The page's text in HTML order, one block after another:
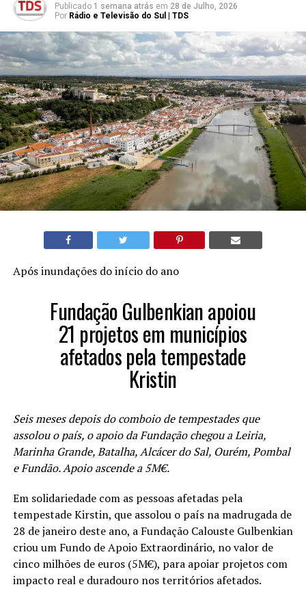
Publicado 1 semana atrás em 28 de Julho, 2026
Por Rádio e Televisão do Sul | TDS
Após inundações do início do ano
Fundação Gulbenkian apoiou
21 projetos em municípios
afetados pela tempestade
Kristin
Seis meses depois do comboio de tempestades que
assolou o país, o apoio da Fundação chegou a Leiria,
Marinha Grande, Batalha, Alcácer do Sal, Ourém, Pombal
e Fundão. Apoio ascende a 5M€.
Em solidariedade com as pessoas afetadas pela
tempestade Kirstin, que assolou o país na madrugada de
28 de janeiro deste ano, a Fundação Calouste Gulbenkian
criou um Fundo de Apoio Extraordinário, no valor de
cinco milhões de euros (5M€), para apoiar projetos com
impacto real e duradouro nos territórios afetados.